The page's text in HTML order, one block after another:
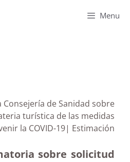
Menu
Consejería de Sanidad sobre
turística de las medidas
la COVID-19| Estimación
sobre solicitud